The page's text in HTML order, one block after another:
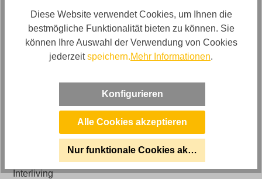
Artikelabmessungen
Breite: ca. 270cm, Tiefe: ca. 240cm, Höhe: ca. 85cm
Sitzhöhe
ca. 47cm
Artikelfunktionen
Optional: motorischer Sitzvorzug
Interliving
Diese Website verwendet Cookies, um Ihnen die
bestmögliche Funktionalität bieten zu können. Sie
können Ihre Auswahl der Verwendung von Cookies
jederzeitspeichern.Mehr Informationen.
Konfigurieren
Alle Cookies akzeptieren
Nur funktionale Cookies akzeptieren